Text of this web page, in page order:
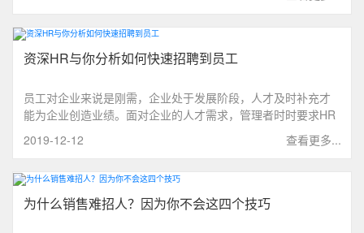
资深HR与你分析如何快速招聘到员工
员工对企业来说是刚需，企业处于发展阶段，人才及时补充才
能为企业创造业绩。面对企业的人才需求，管理者时时要求HR
查看更多...
2019-12-12
为什么销售难招人？因为你不会这四个技巧